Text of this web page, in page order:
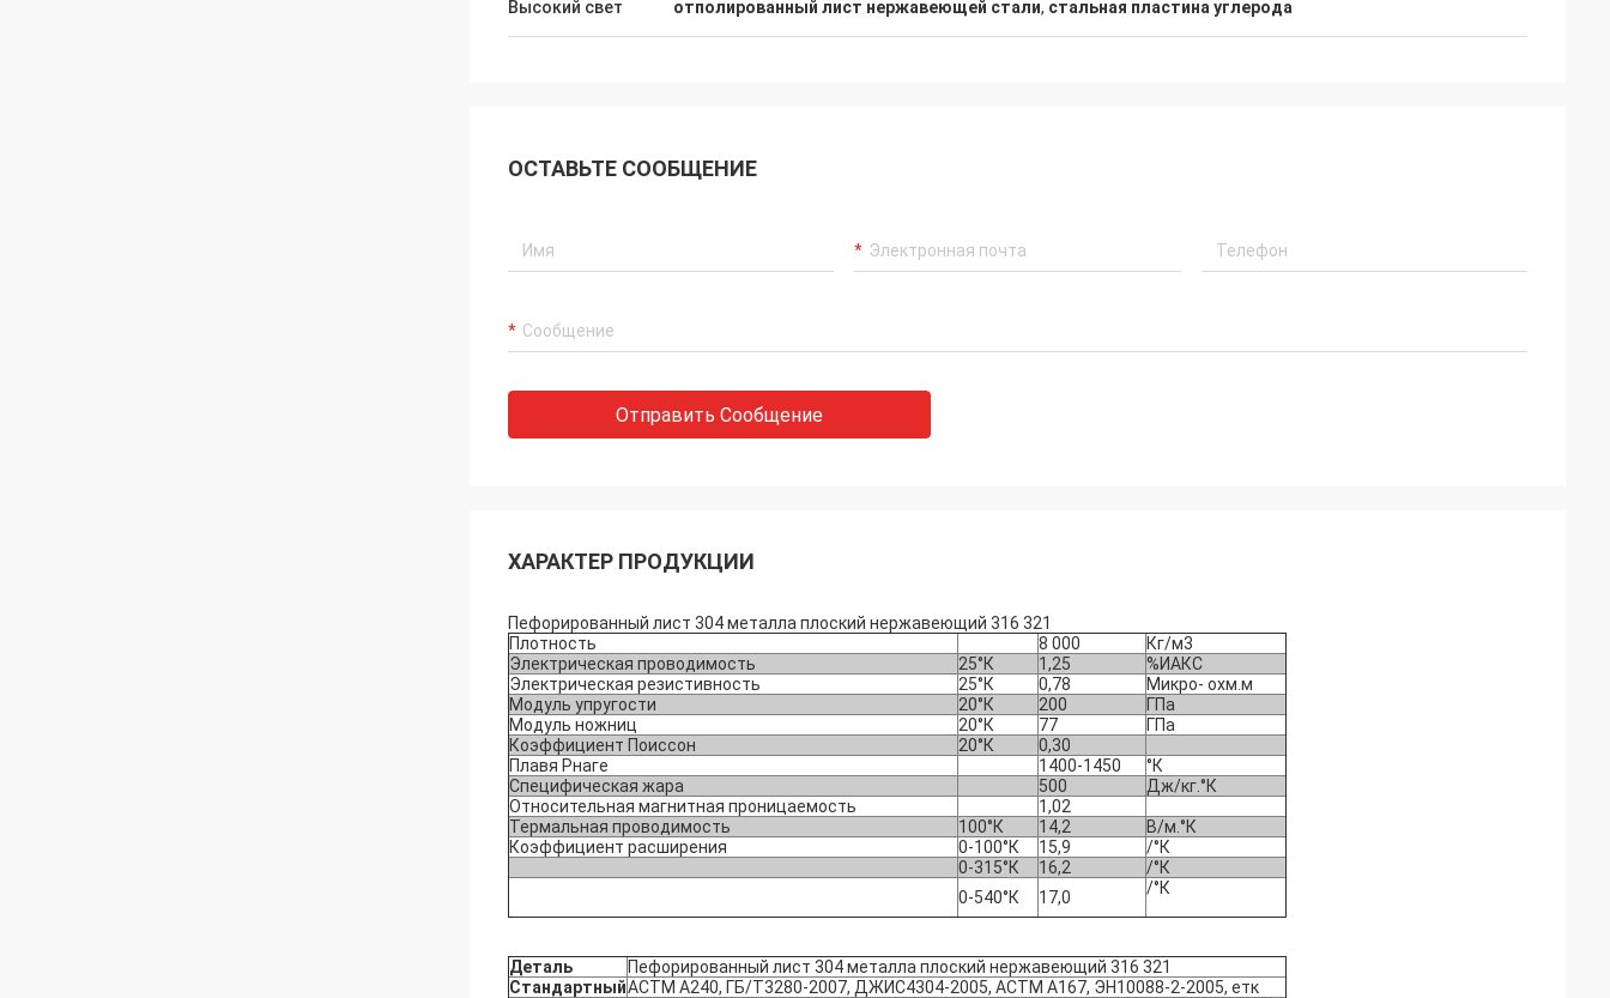
Высокий свет отполированный лист нержавеющей стали, стальная пластина углерода
ОСТАВЬТЕ СООБЩЕНИЕ
Отправить Сообщение
ХАРАКТЕР ПРОДУКЦИИ
Пефорированный лист 304 металла плоский нержавеющий 316 321
Плотность
8 000
Кг/м3
Электрическая проводимость
25°К 1,25
%ИАКС
Электрическая резистивность
25°К 0,78
Микро- охм.м
Модуль упругости
20°К 200
ГПа
Модуль ножниц
20°К 77
ГПа
Коэффициент Поиссон
20°К
0,30
Плавя Рнаге
1400-1450
°К
Специфическая жара
500
Дж/кг.°К
Относительная магнитная проницаемость
1,02
Термальная проводимость
100°К 14,2
В/м.°К
Коэффициент расширения
0-100°К 15,9
/°К
0-315°К
16,2
/°К
0-540°К
17,0 /°К
Деталь
Пефорированный лист 304 металла плоский нержавеющий 316 321
СтандартныйАСТМ А240, ГБ/Т3280-2007, ДЖИС4304-2005, АСТМ А167, ЭН10088-2-2005, етк